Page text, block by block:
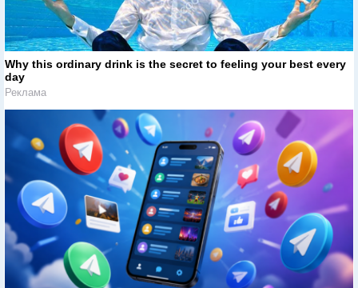
Why this ordinary drink is the secret to feeling your best every
day
Реклама